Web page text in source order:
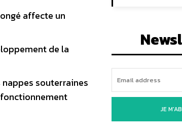
affecte un
de la
nappes souterraines
JE